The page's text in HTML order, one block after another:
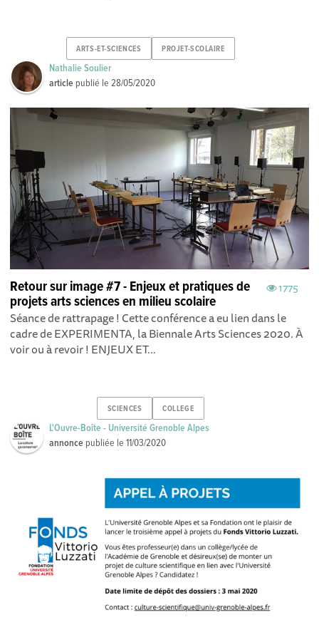
ARTS-ET-SCIENCES PROJET-SCOLAIRE
Nathalie Soulier
article publié le28/05/2020
1775
Retour sur image #7 - Enjeux et pratiques de
projets arts sciences en milieu scolaire
Séance de rattrapage ! Cette conférence a eu lien dans le
cadre de EXPERIMENTA, la Biennale Arts Sciences 2020. À
voir ou à revoir ! ENJEUX ET...
SCIENCES COLLEGE
L'Ouvre-Boîte - Université Grenoble Alpes
annonce publiée le11/03/2020